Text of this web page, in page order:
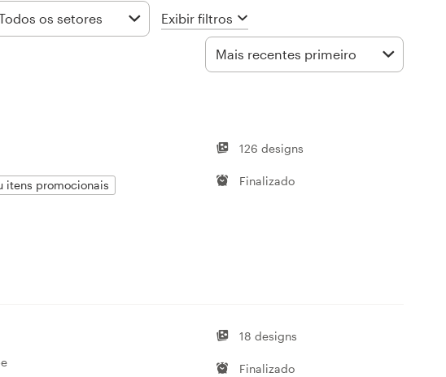
os setores Exibir filtros
Mais recentes primeiro
itens promocionais
126 designs
Finalizado
18 designs
Finalizado